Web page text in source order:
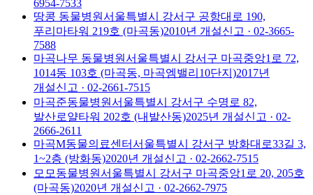
6954-7533
땅콩 동물병원서울특별시 강서구 공항대로 190,
푸리마타워 219호 (마곡동)2010년 개설신고 · 02-3665-
7588
마곡나무 동물병원서울특별시 강서구 마곡중앙1로 72,
1014동 103호 (마곡동, 마곡엠밸리10단지)2017년
개설신고 · 02-2661-7515
마곡준동물병원서울특별시 강서구 수명로 82,
발산로얄타워 202호 (내발산동)2025년 개설신고 · 02-
2666-2611
마곡M동물의료센터서울특별시 강서구 방화대로33길 3,
1~2층 (방화동)2020년 개설신고 · 02-2662-7515
모모동물병원서울특별시 강서구 마곡중앙1로 20, 205호
(마곡동)2020년 개설신고 · 02-2662-7975